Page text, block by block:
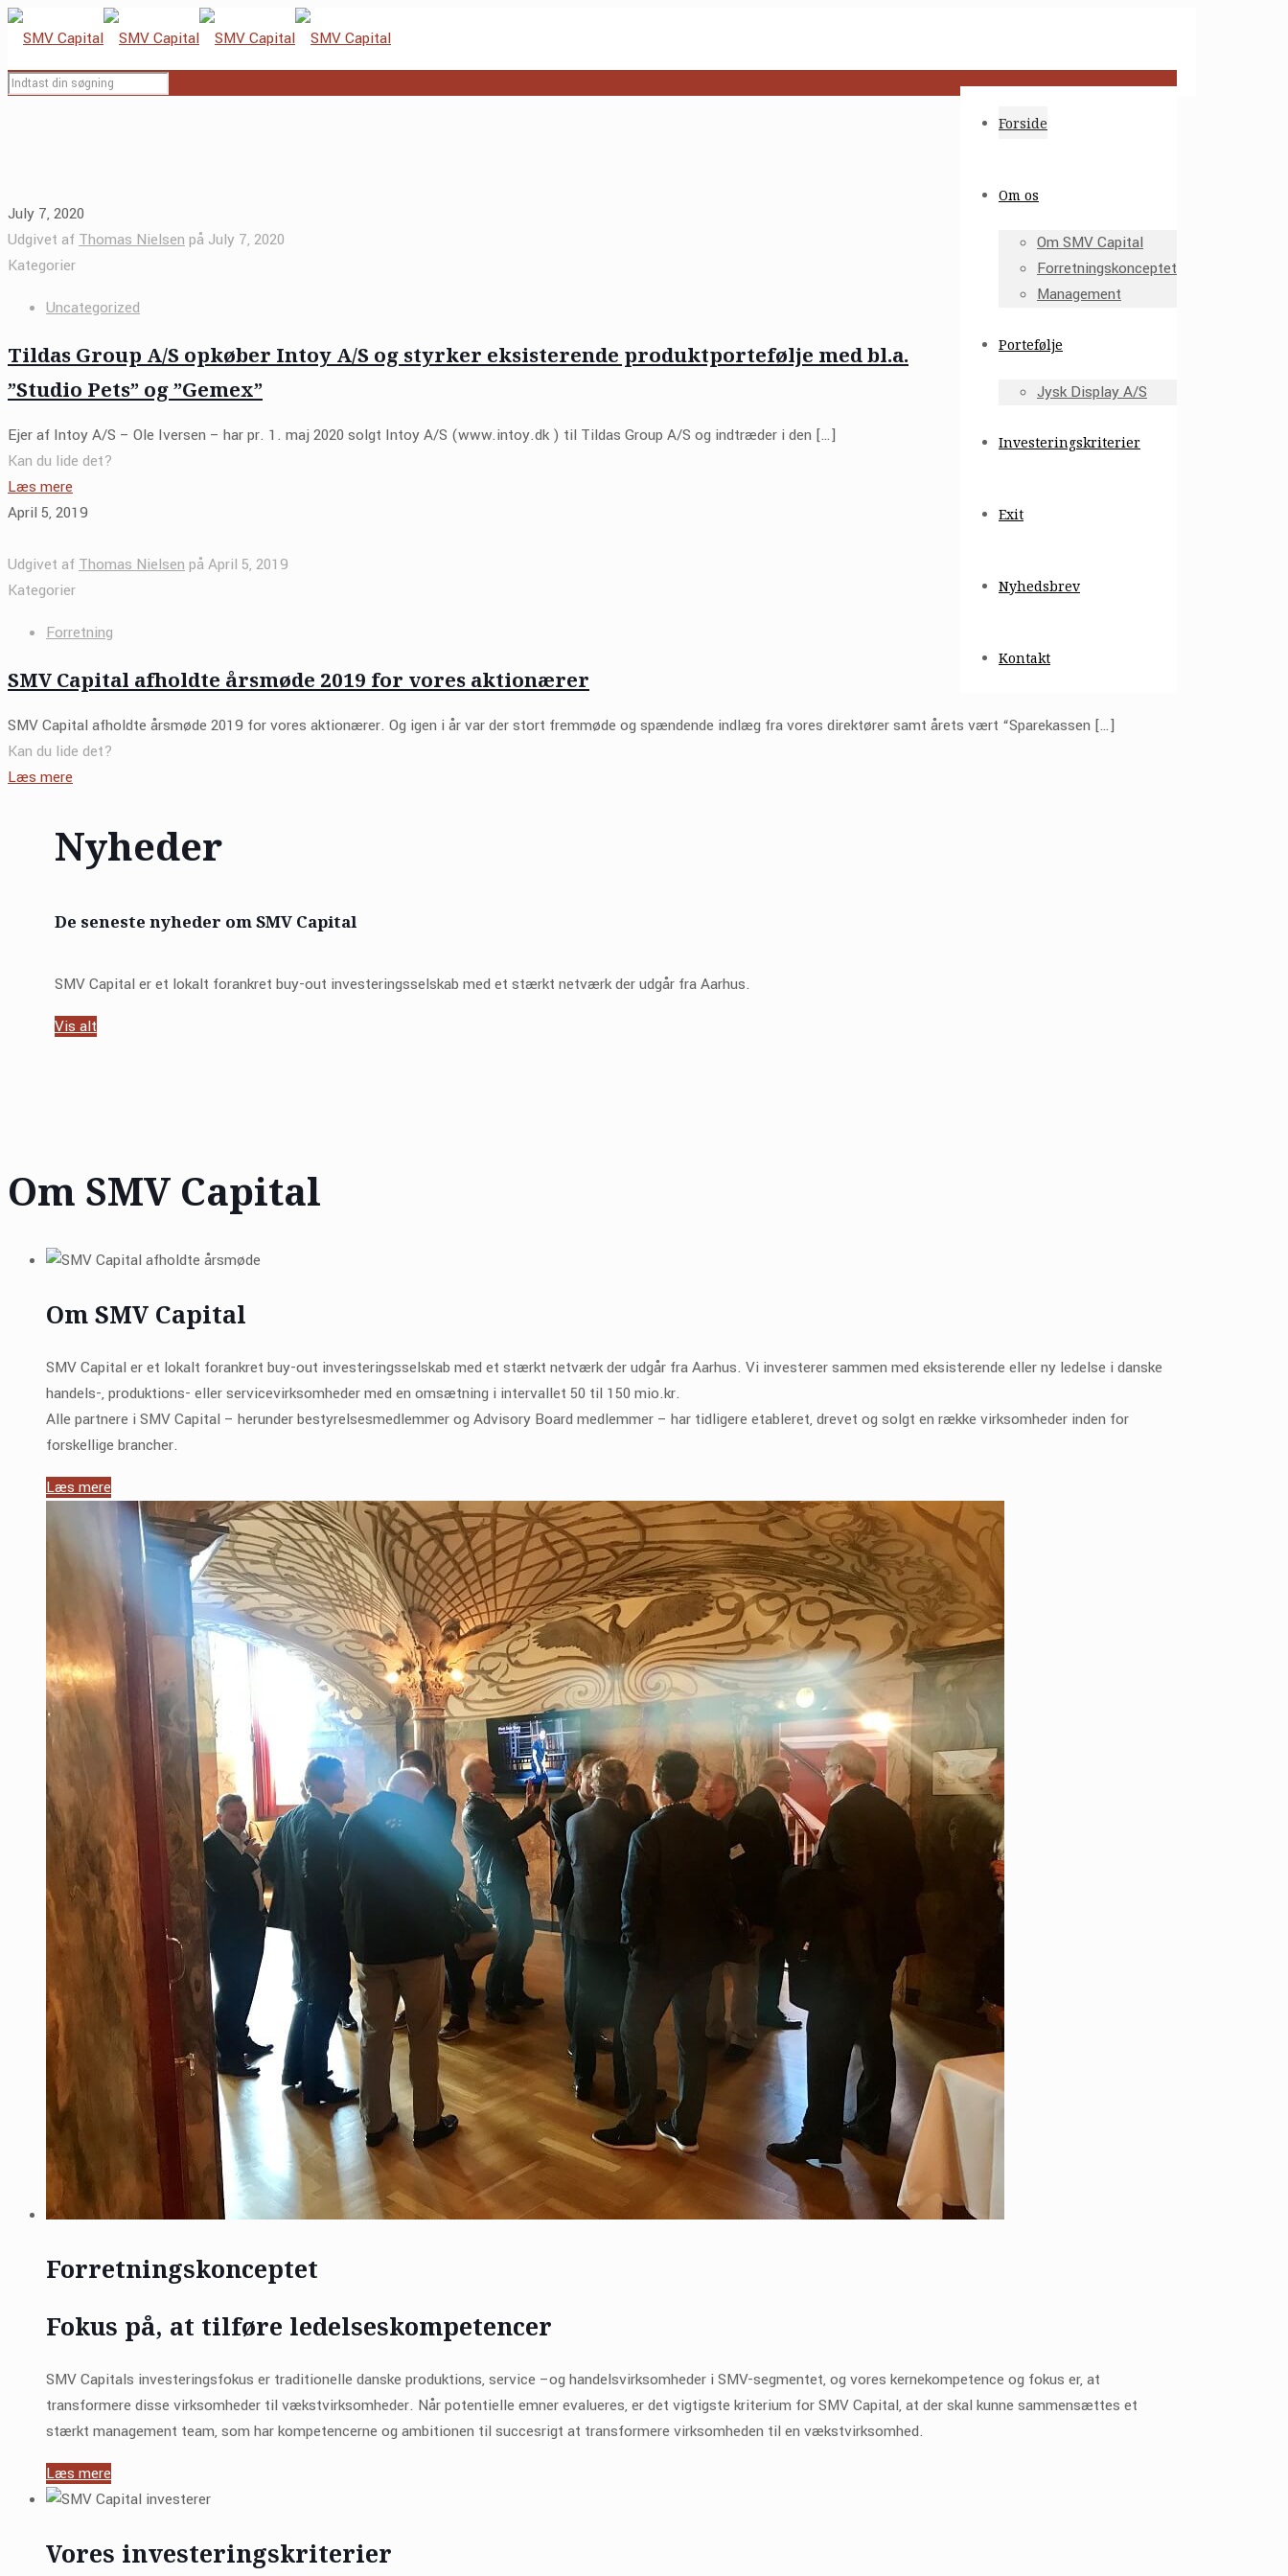
Forside
Om os
Om SMV Capital
Forretningskonceptet
Management
Portefølje
Jysk Display A/S
Investeringskriterier
Exit
Nyhedsbrev
Kontakt
July 7, 2020
Udgivet af Thomas Nielsen på July 7, 2020
Kategorier
Uncategorized
Tildas Group A/S opkøber Intoy A/S og styrker eksisterende produktportefølje med bl.a.
”Studio Pets” og ”Gemex”
Ejer af Intoy A/S – Ole Iversen – har pr. 1. maj 2020 solgt Intoy A/S (www.intoy.dk ) til Tildas Group A/S og indtræder i den […]
Kan du lide det?
Læs mere
April 5, 2019
Udgivet af Thomas Nielsen på April 5, 2019
Kategorier
Forretning
SMV Capital afholdte årsmøde 2019 for vores aktionærer
SMV Capital afholdte årsmøde 2019 for vores aktionærer. Og igen i år var der stort fremmøde og spændende indlæg fra vores direktører samt årets vært “Sparekassen […]
Kan du lide det?
Læs mere
Nyheder
De seneste nyheder om SMV Capital
SMV Capital er et lokalt forankret buy-out investeringsselskab med et stærkt netværk der udgår fra Aarhus.
Vis alt
Om SMV Capital
Om SMV Capital
SMV Capital er et lokalt forankret buy-out investeringsselskab med et stærkt netværk der udgår fra Aarhus. Vi investerer sammen med eksisterende eller ny ledelse i danske
handels-, produktions- eller servicevirksomheder med en omsætning i intervallet 50 til 150 mio.kr.
Alle partnere i SMV Capital – herunder bestyrelsesmedlemmer og Advisory Board medlemmer – har tidligere etableret, drevet og solgt en række virksomheder inden for
forskellige brancher.
Læs mere
Forretningskonceptet
Fokus på, at tilføre ledelseskompetencer
SMV Capitals investeringsfokus er traditionelle danske produktions, service –og handelsvirksomheder i SMV-segmentet, og vores kernekompetence og fokus er, at
transformere disse virksomheder til vækstvirksomheder. Når potentielle emner evalueres, er det vigtigste kriterium for SMV Capital, at der skal kunne sammensættes et
stærkt management team, som har kompetencerne og ambitionen til succesrigt at transformere virksomheden til en vækstvirksomhed.
Læs mere
Vores investeringskriterier